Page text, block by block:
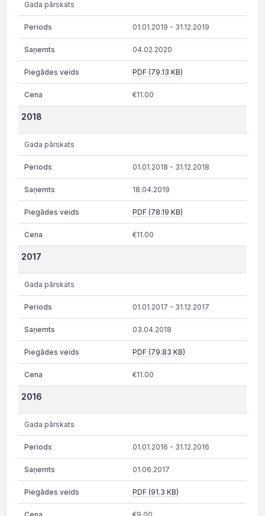
Gada pārskats
01.01.2019 - 31.12.2019
04.02.2020
PDF (79.13 KB)
€11.00
2018
Gada pārskats
01.01.2018 - 31.12.2018
18.04.2019
PDF (78.19 KB)
€11.00
2017
Gada pārskats
01.01.2017 - 31.12.2017
03.04.2018
PDF (79.83 KB)
€11.00
2016
Gada pārskats
01.01.2016 - 31.12.2016
01.06.2017
PDF (91.3 KB)